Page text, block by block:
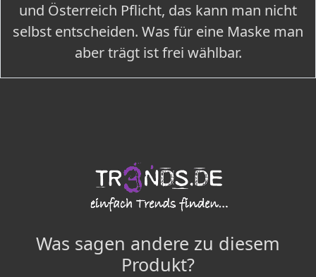
und Österreich Pflicht, das kann man nicht
selbst entscheiden. Was für eine Maske man
aber trägt ist frei wählbar.
Was sagen andere zu diesem
Produkt?